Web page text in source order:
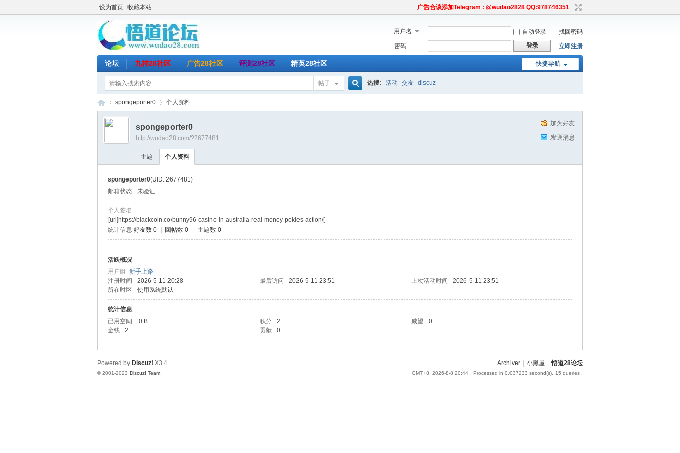
设为首页 收藏本站 广告合谈添加Telegram : @wudao2828 QQ:978746351
用户名 自动登录
找回密码
密码
登录 立即注册
快捷导航
论坛 九神28社区 广告28社区 评测28社区 精英28社区
帖子 热搜: 活动 交友 discuz
›
spongeporter0 个人资料
加为好友
发送消息
spongeporter0
http://wudao28.com/?2677481
主题 个人资料
spongeporter0(UID: 2677481)
邮箱状态
未验证
个人签名
[url]https://blackcoin.co/bunny96-casino-in-australia-real-money-pokies-action/[
统计信息 好友数 0 回帖数 0 主题数 0
活跃概况
用户组 新手上路
注册时间
2026-5-11 20:28 最后访问 2026-5-11 23:51 上次活动时间
2026-5-11 23:51
所在时区
使用系统默认
统计信息
已用空间
0 B 积分 2 威望
0
金钱
2 贡献 0
Archiver 小黑屋 悟道28论坛
GMT+8, 2026-8-8 20:44 , Processed in 0.037233 second(s), 15 queries .
Powered by Discuz! X3.4
© 2001-2023 Discuz! Team